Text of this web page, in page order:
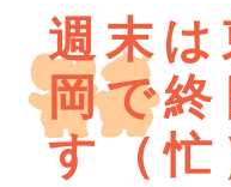
週末
岡で
す（忙